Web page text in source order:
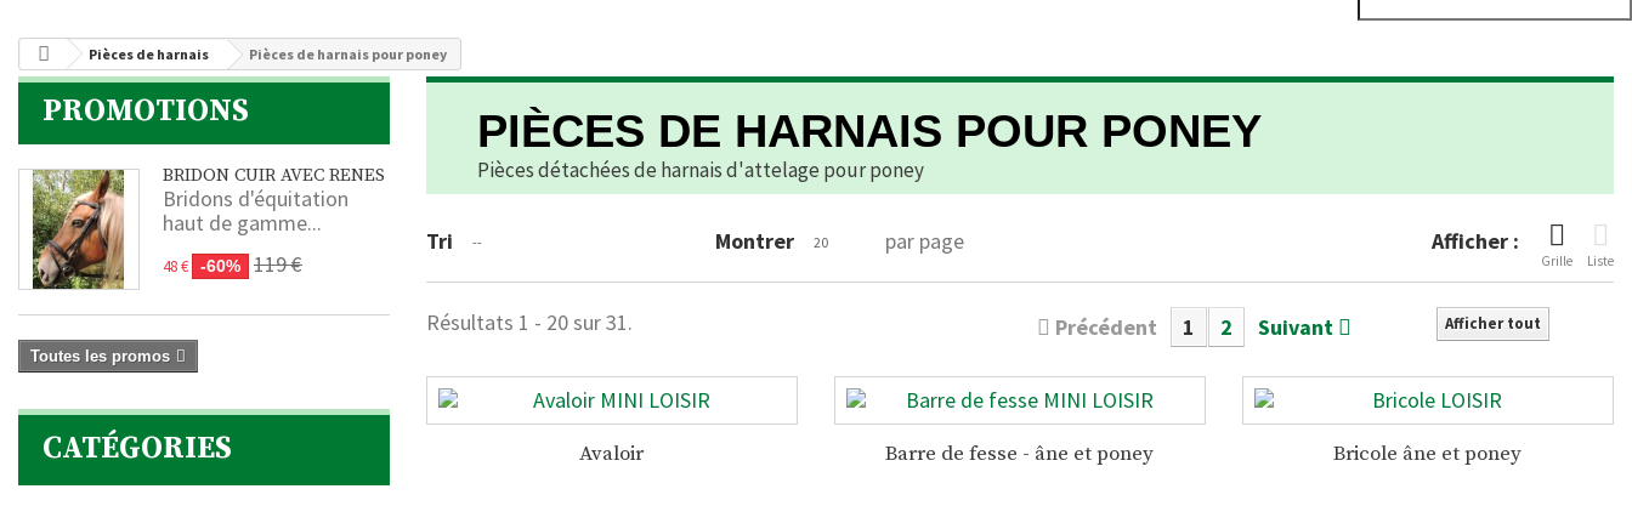
Pièces de harnais Pièces de harnais pour poney
PROMOTIONS
BRIDON CUIR AVEC RENES
Bridons d'équitation
haut de gamme...
48 € -60% 119 €
Toutes les promos
CATÉGORIES
PIÈCES DE HARNAIS POUR PONEY
Pièces détachées de harnais d'attelage pour poney
Afficher :
Grille Liste
Tri -- Montrer 20 par page
Afficher tout
Précédent 1 2 Suivant
Résultats 1 - 20 sur 31.
Avaloir Barre de fesse - âne et poney Bricole âne et poney